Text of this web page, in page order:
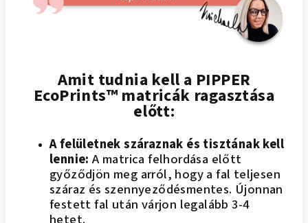
Amit tudnia kell a PIPPER
EcoPrints™ matricák ragasztása
előtt:
A felületnek száraznak és tisztának kell
lennie:A matrica felhordása előtt
győződjön meg arról, hogy a fal teljesen
száraz és szennyeződésmentes. Újonnan
festett fal után várjon legalább 3-4